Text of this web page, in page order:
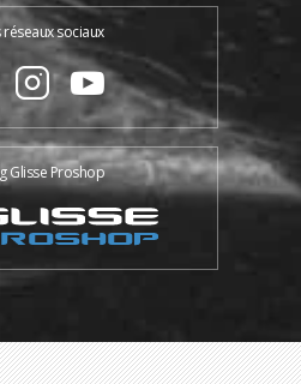
réseaux sociaux
Glisse Proshop